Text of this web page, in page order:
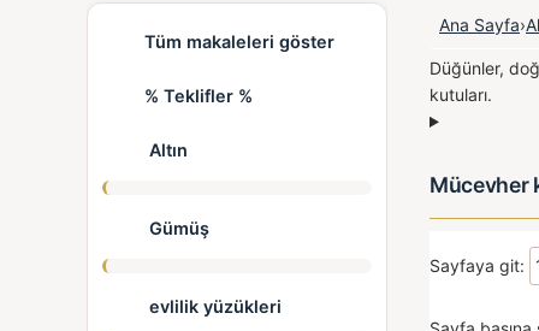
Tüm makaleleri göster
% Teklifler %
Altın
Gümüş
evlilik yüzükleri
Ana Sayfa›
Düğünler,
kutuları.
Mücevher
Sayfaya git: